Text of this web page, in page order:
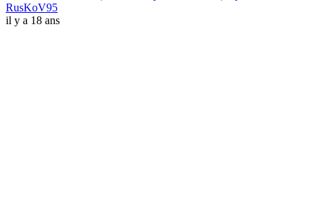
RusKoV95
il y a 18 ans